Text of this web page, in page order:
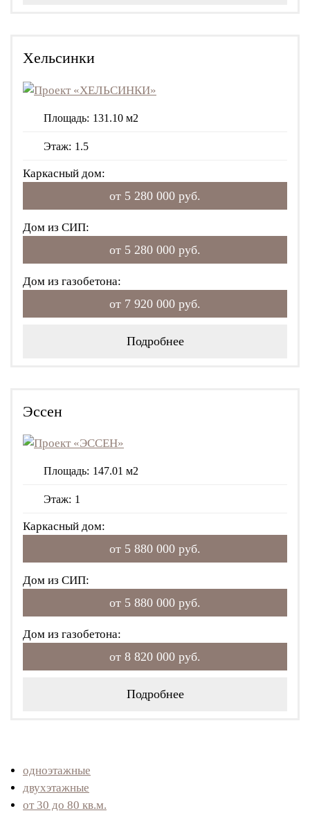
Хельсинки
Площадь: 131.10 м2
Этаж: 1.5
Каркасный дом:
от 5 280 000 руб.
Дом из СИП:
от 5 280 000 руб.
Дом из газобетона:
от 7 920 000 руб.
Подробнее
Эссен
Площадь: 147.01 м2
Этаж: 1
Каркасный дом:
от 5 880 000 руб.
Дом из СИП:
от 5 880 000 руб.
Дом из газобетона:
от 8 820 000 руб.
Подробнее
одноэтажные
двухэтажные
от 30 до 80 кв.м.